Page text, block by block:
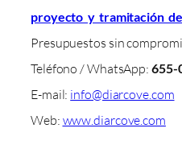
proyecto y tramitación
Presupuestos sin
Teléfono / WhatsApp: 655-
E-mail: info@diarcove.com
Web: www.diarcove.com